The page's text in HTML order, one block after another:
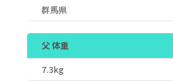
群馬県
父 体重
7.3kg